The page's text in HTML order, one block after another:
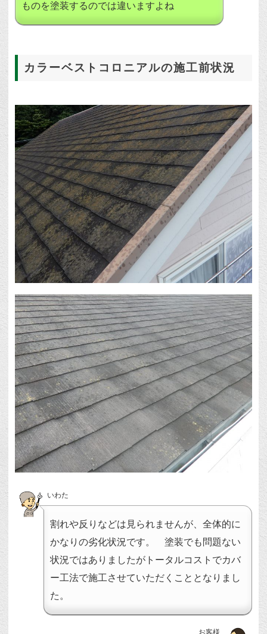
ものを塗装するのでは違いますよね
カラーベストコロニアルの施工前状況
いわた
割れや反りなどは見られませんが、全体的に
かなりの劣化状況です。 塗装でも問題ない
状況ではありましたがトータルコストでカバ
ー工法で施工させていただくこととなりまし
た。
お客様